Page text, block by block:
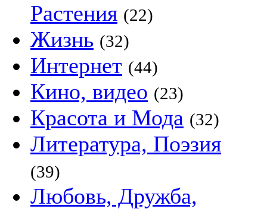
Растения (22)
Жизнь (32)
Интернет (44)
Кино, видео (23)
Красота и Мода (32)
Литература, Поэзия
(39)
Любовь, Дружба,